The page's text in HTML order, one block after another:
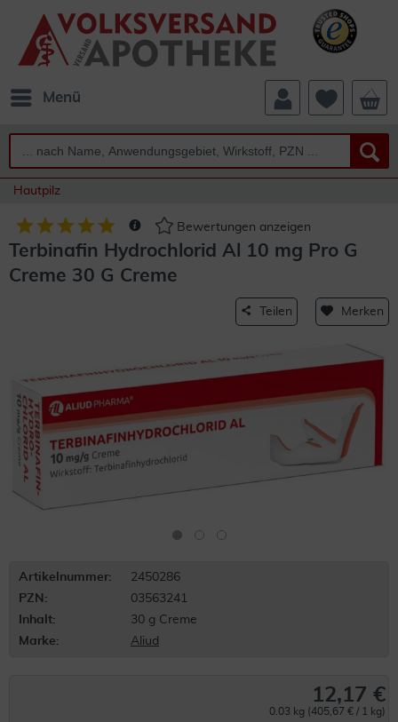
Menü
Hautpilz
Bewertungen anzeigen
Terbinafin Hydrochlorid Al 10 mg Pro G
Creme 30 G Creme
Teilen Merken
Artikelnummer:
2450286
PZN:
03563241
Inhalt:
30 g Creme
Marke:
Aliud
12,17 €
0.03 kg (405,67 € / 1 kg)